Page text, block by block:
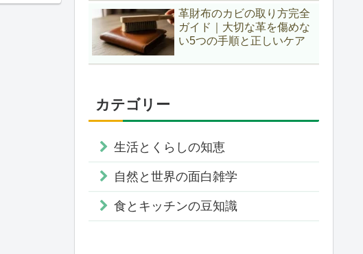
革財布のカビの取り方完全
ガイド｜大切な革を傷めな
い5つの手順と正しいケア
カテゴリー
生活とくらしの知恵
自然と世界の面白雑学
食とキッチンの豆知識